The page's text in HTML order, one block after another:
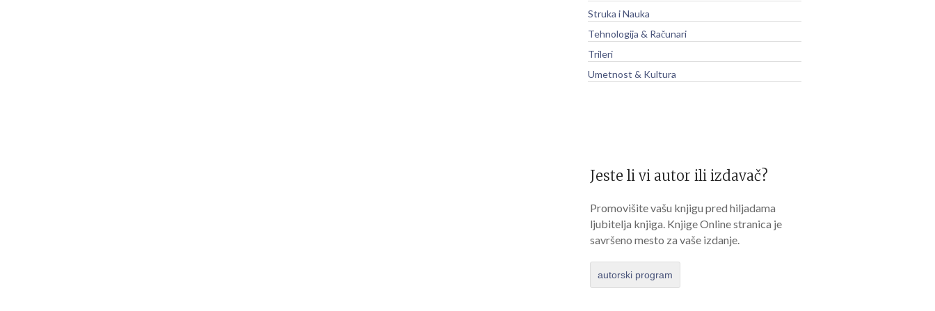
Struka i Nauka
Tehnologija & Računari
Trileri
Umetnost & Kultura
Jeste li vi autor ili izdavač?
Promovišite vašu knjigu pred hiljadama
ljubitelja knjiga. Knjige Online stranica je
savršeno mesto za vaše izdanje.
autorski program